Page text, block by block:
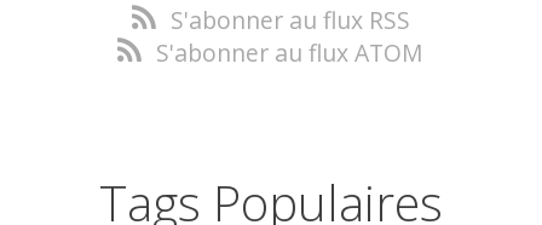
S'abonner au flux RSS
S'abonner au flux ATOM
Tags Populaires